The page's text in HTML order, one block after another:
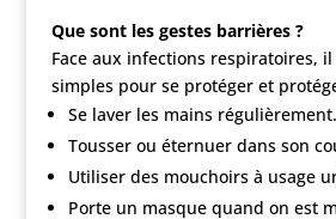
Que sont les gestes barrières ?
Face aux infections respiratoires,
simples pour se protéger et
Se laver les mains régulièrement.
Tousser ou éternuer dans son
Utiliser des mouchoirs à usage
Porte un masque quand on est